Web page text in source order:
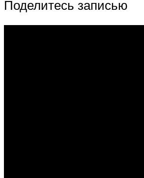
Поделитесь записью